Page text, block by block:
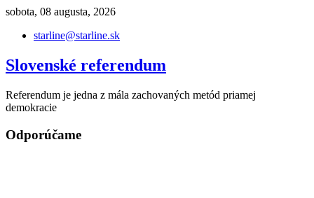
Skip
content
sobota, 08 augusta, 2026
starline@starline.sk
Slovenské referendum
Referendum je jedna z mála zachovaných metód priamej
demokracie
Odporúčame